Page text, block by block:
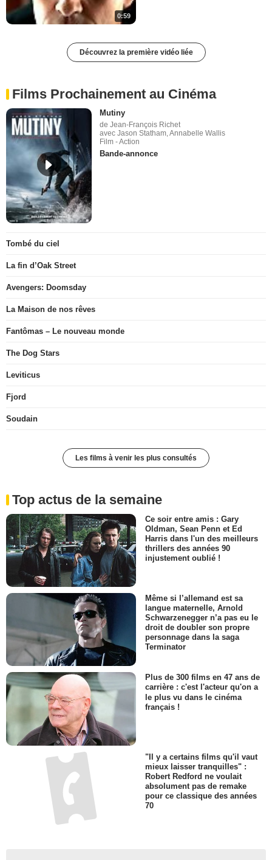
0:59
Découvrez la première vidéo liée
Films Prochainement au Cinéma
Mutiny
de Jean-François Richet
avec Jason Statham, Annabelle Wallis
Film - Action
Bande-annonce
Tombé du ciel
La fin d’Oak Street
Avengers: Doomsday
La Maison de nos rêves
Fantômas – Le nouveau monde
The Dog Stars
Leviticus
Fjord
Soudain
Les films à venir les plus consultés
Top actus de la semaine
Ce soir entre amis : Gary
Oldman, Sean Penn et Ed
Harris dans l'un des meilleurs
thrillers des années 90
injustement oublié !
Même si l’allemand est sa
langue maternelle, Arnold
Schwarzenegger n’a pas eu le
droit de doubler son propre
personnage dans la saga
Terminator
Plus de 300 films en 47 ans de
carrière : c'est l'acteur qu'on a
le plus vu dans le cinéma
français !
"Il y a certains films qu'il vaut
mieux laisser tranquilles" :
Robert Redford ne voulait
absolument pas de remake
pour ce classique des années
70